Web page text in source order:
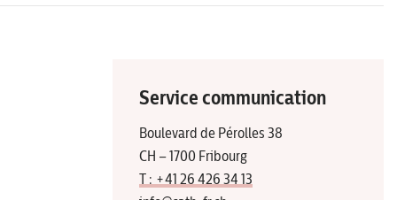
Service communication
Boulevard de Pérolles 38
CH – 1700 Fribourg
T : +41 26 426 34 13